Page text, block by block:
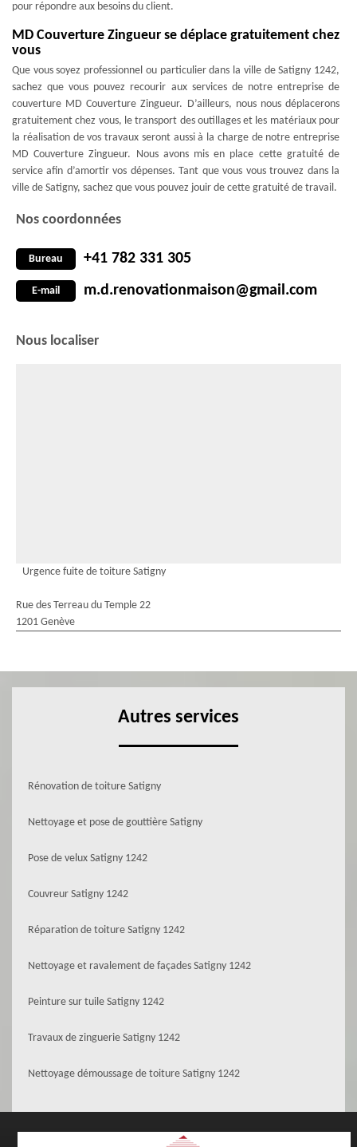
pour répondre aux besoins du client.
MD Couverture Zingueur se déplace gratuitement chez
vous
Que vous soyez professionnel ou particulier dans la ville de Satigny 1242,
sachez que vous pouvez recourir aux services de notre entreprise de
couverture MD Couverture Zingueur. D’ailleurs, nous nous déplacerons
gratuitement chez vous, le transport des outillages et les matériaux pour
la réalisation de vos travaux seront aussi à la charge de notre entreprise
MD Couverture Zingueur. Nous avons mis en place cette gratuité de
service afin d’amortir vos dépenses. Tant que vous vous trouvez dans la
ville de Satigny, sachez que vous pouvez jouir de cette gratuité de travail.
Nos coordonnées
Bureau +41 782 331 305
E-mail m.d.renovationmaison@gmail.com
Nous localiser
Urgence fuite de toiture Satigny
Rue des Terreau du Temple 22
1201 Genève
Autres services
Rénovation de toiture Satigny
Nettoyage et pose de gouttière Satigny
Pose de velux Satigny 1242
Couvreur Satigny 1242
Réparation de toiture Satigny 1242
Nettoyage et ravalement de façades Satigny 1242
Peinture sur tuile Satigny 1242
Travaux de zinguerie Satigny 1242
Nettoyage démoussage de toiture Satigny 1242